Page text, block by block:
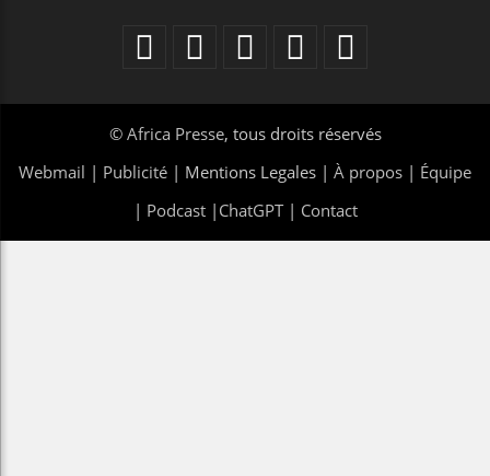
© Africa Presse, tous droits réservés
Webmail | Publicité | Mentions Legales | À propos | Équipe
| Podcast| ChatGPT| Contact